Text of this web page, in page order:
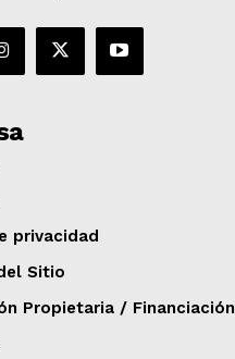
privacidad
Sitio
Propietaria / Financiación